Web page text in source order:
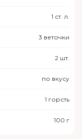
1 ст. л.
3 веточки
2 шт.
по вкусу
1 горсть
100 г